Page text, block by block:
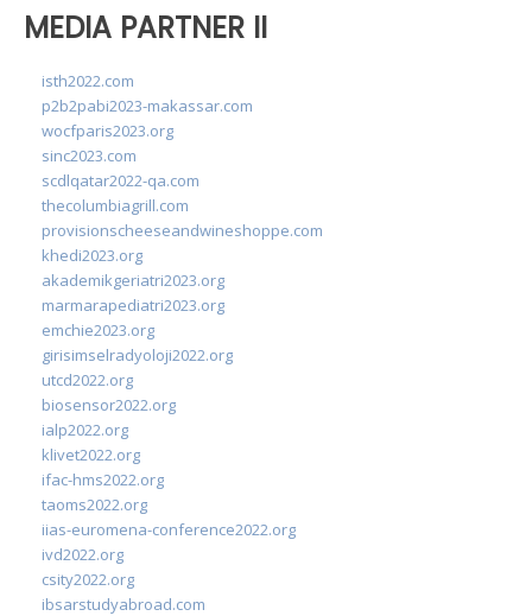
MEDIA PARTNER II
isth2022.com
p2b2pabi2023-makassar.com
wocfparis2023.org
sinc2023.com
scdlqatar2022-qa.com
thecolumbiagrill.com
provisionscheeseandwineshoppe.com
khedi2023.org
akademikgeriatri2023.org
marmarapediatri2023.org
emchie2023.org
girisimselradyoloji2022.org
utcd2022.org
biosensor2022.org
ialp2022.org
klivet2022.org
ifac-hms2022.org
taoms2022.org
iias-euromena-conference2022.org
ivd2022.org
csity2022.org
ibsarstudyabroad.com